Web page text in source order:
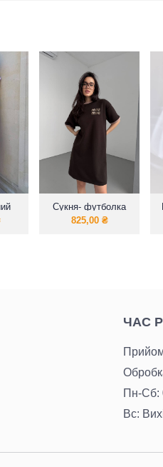
Сукня- футболка
вільного крою
825,00 ₴
ЧАС
Пн-Сб:
Вс: